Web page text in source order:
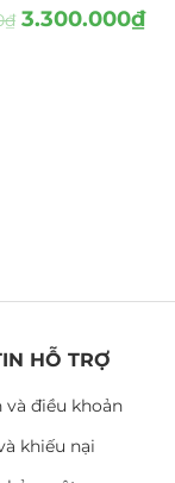
₫ 3.300.000₫
HỖ TRỢ
và điều khoản
khiếu nại